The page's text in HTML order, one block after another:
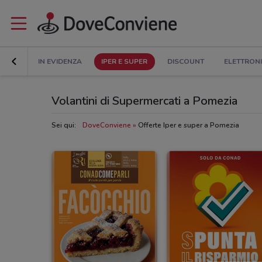
IN EVIDENZA IPER E SUPER DISCOUNT
Volantini di Supermercati a Pomezia
Sei qui: DoveConviene Offerte Iper e super a Pomezia